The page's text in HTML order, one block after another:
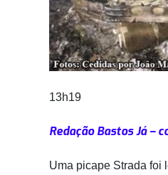
13h19
Redação Bastos Já –
Uma picape Strada foi